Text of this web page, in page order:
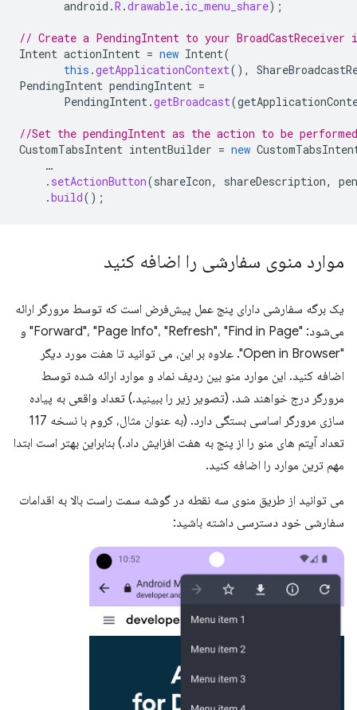
android .R .drawable. ic_menu_share);
// Create a PendingIntent to your BroadCastReceiver
Intent actionIntent = new Intent(
this .getApplicationContext(),
PendingIntent pendingIntent =
PendingIntent.getBroadcast(
//Set the pendingIntent as the action to be
CustomTabsIntent intentBuilder = new
…
. setActionButton(shareIcon, shareDescription,
.build();
موارد منوی سفارشی را اضافه کنید
یک برگه سفارشی دارای پنج عمل پیش‌فرض است که توسط مرورگر ارائه
می‌شود: "Forward"، "Page Info"، "Refresh"، "Find in Page" و
"Open in Browser". علاوه بر این، می توانید تا هفت مورد دیگر
اضافه کنید. این موارد منو بین ردیف نماد و موارد ارائه شده توسط
مرورگر درج خواهند شد. (تصویر زیر را ببینید.) تعداد واقعی به پیاده
سازی مرورگر اساسی بستگی دارد. (به عنوان مثال، کروم با نسخه 117
تعداد آیتم های منو را از پنج به هفت افزایش داد.) بنابراین بهتر است ابتدا
مهم ترین موارد را اضافه کنید.
می توانید از طریق منوی سه نقطه در گوشه سمت راست بالا به اقدامات
سفارشی خود دسترسی داشته باشید: